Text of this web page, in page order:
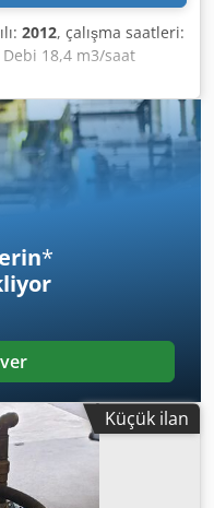
2012, çalışma saatleri:
18,4 m3/saat
voltajı 400 V / 50
şebeke voltajı 400 V /
yapılmıştır, 2 yıldır
*
Küçük ilan